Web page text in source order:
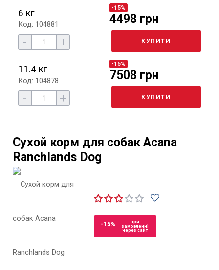
6 кг
Код: 104881
-15%
4498 грн
- + КУПИТИ
11.4 кг
Код: 104878
-15%
7508 грн
- + КУПИТИ
Сухой корм для собак Acana
Ranchlands Dog
-15%
при
замовленні
через сайт